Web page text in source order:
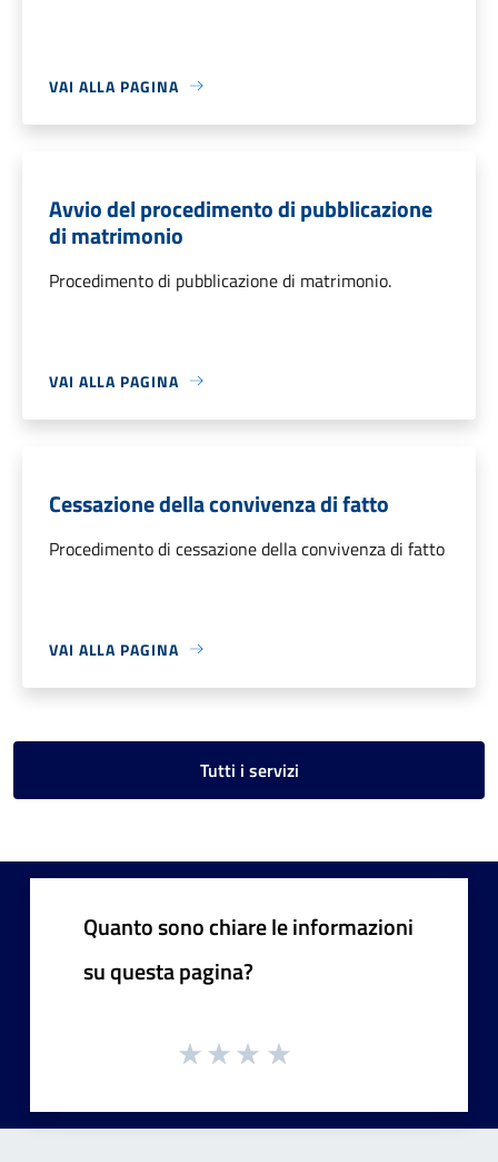
VAI ALLA PAGINA
Avvio del procedimento di pubblicazione
di matrimonio
Procedimento di pubblicazione di matrimonio.
VAI ALLA PAGINA
Cessazione della convivenza di fatto
Procedimento di cessazione della convivenza di fatto
VAI ALLA PAGINA
Tutti i servizi
Quanto sono chiare le informazioni
su questa pagina?